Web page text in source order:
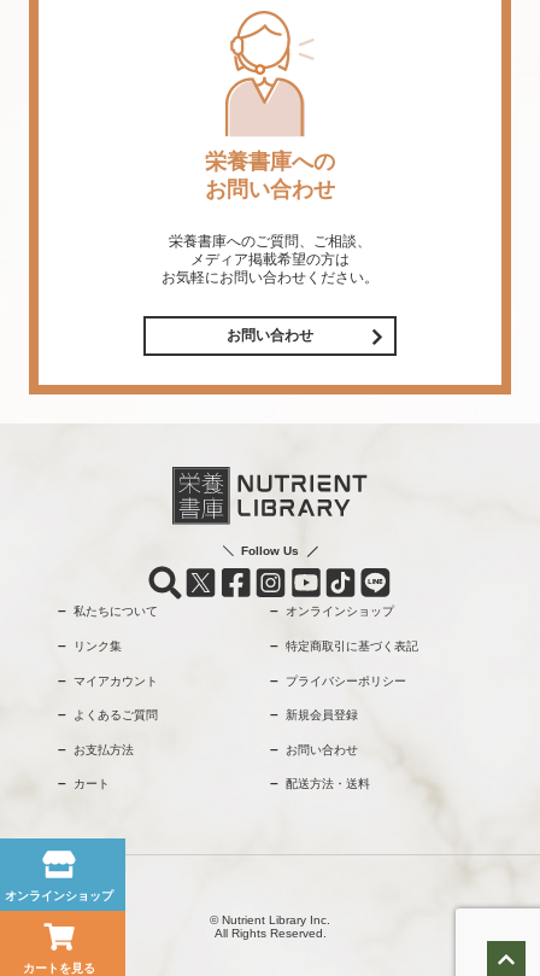
オンラインショップ
カートを見る
栄養書庫への
お問い合わせ
栄養書庫へのご質問、ご相談、
メディア掲載希望の方は
お気軽にお問い合わせください。
お問い合わせ
Follow Us
私たちについて オンラインショップ
リンク集 特定商取引に基づく表記
マイアカウント プライバシーポリシー
よくあるご質問 新規会員登録
お支払方法 お問い合わせ
カート 配送方法・送料
© Nutrient Library Inc.
All Rights Reserved.